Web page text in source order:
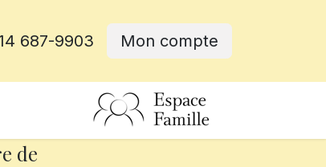
687-9903 Mon compte
de